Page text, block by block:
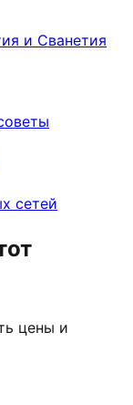
и Сванетия
сетей
цены и